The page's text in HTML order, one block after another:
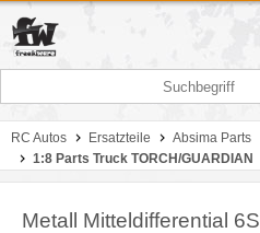
RC Autos Ersatzteile
Absima Parts
1:8 Parts Truck TORCH/GUARDIAN
Metall Mitteldifferential 6S